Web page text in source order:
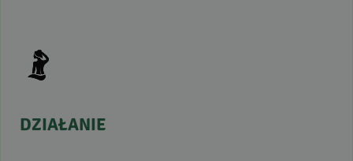
DZIAŁANIE